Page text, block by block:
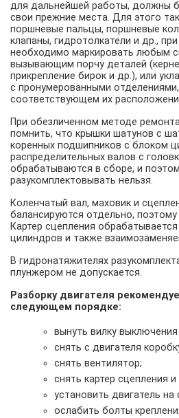
для дальнейшей работы, должны
свои прежние места. Для этого
поршневые пальцы, поршневые
клапаны, гидротолкатели и др.,
необходимо маркировать любым
вызывающим порчу деталей
прикрепление бирок и др.), или
с пронумерованными
соответствующем их
При обезличенном методе
помнить, что крышки шатунов с
коренных подшипников с блоком
распределительных валов с
обрабатываются в сборе, и
разукомплектовывать нельзя.
Коленчатый вал, маховик и
балансируются отдельно,
Картер сцепления
цилиндров и также
В гидронатяжителях
плунжером не допускается.
Разборку двигателя
следующем порядке:
вынуть вилку
снять с двигателя
снять вентилятор;
снять картер сцепления и
установить двигатель на
ослабить болты